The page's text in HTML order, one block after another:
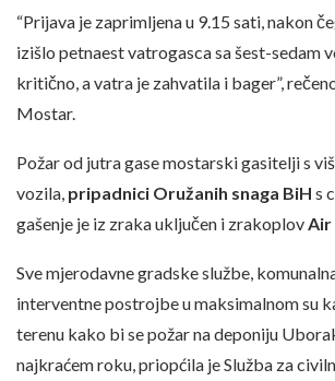
“Prijava je zaprimljena u 9.15 sati, nakon
izišlo petnaest vatrogasca sa šest-sedam
kritično, a vatra je zahvatila i bager”,
Mostar.
Požar od jutra gase mostarski gasitelji s
vozila, pripadnici Oružanih snaga BiH s
gašenje je iz zraka uključen i zrakoplov Air
Sve mjerodavne gradske službe,
interventne postrojbe u maksimalnom su
terenu kako bi se požar na deponiju
najkraćem roku, priopćila je Služba za